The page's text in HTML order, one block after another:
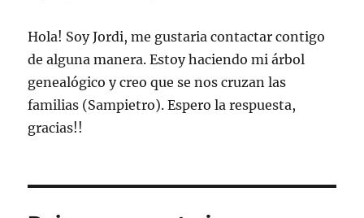
Hola! Soy Jordi, me gustaria contactar contigo
de alguna manera. Estoy haciendo mi árbol
genealógico y creo que se nos cruzan las
familias (Sampietro). Espero la respuesta,
gracias!!